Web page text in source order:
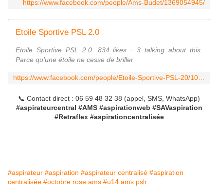
https://www.facebook.com/people/Ams-Budet/1369054945/
Etoile Sportive PSL 2.0
Etoile Sportive PSL 2.0. 834 likes · 3 talking about this.
Parce qu'une étoile ne cesse de briller
📞 Contact direct : 06 59 48 32 38 (appel, SMS, WhatsApp)
#aspirateurcentral #AMS #aspirationweb #SAVaspiration
#Retraflex #aspirationcentralisée
#aspirateur #aspiration #aspirateur centralisé #aspiration
centralisée #octobre rose ams #u14 ams pslr